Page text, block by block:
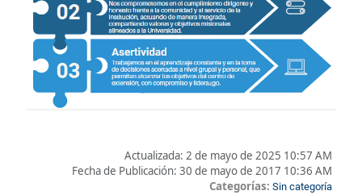
Actualizada: 2 de mayo de 2025 10:57 AM
Fecha de Publicación: 30 de mayo de 2017 10:36 AM
Categorías: Sin categoría